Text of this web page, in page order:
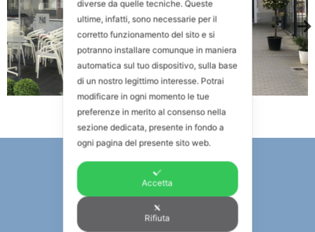
NEWSLETTER
diverse da quelle tecniche. Queste
ultime, infatti, sono necessarie per il
corretto funzionamento del sito e si
potranno installare comunque in maniera
automatica sul tuo dispositivo, sulla base
di un nostro legittimo interesse. Potrai
modificare in ogni momento le tue
preferenze in merito al consenso nella
sezione dedicata, presente in fondo a
ogni pagina del presente sito web.
Accetta
Rifiuta